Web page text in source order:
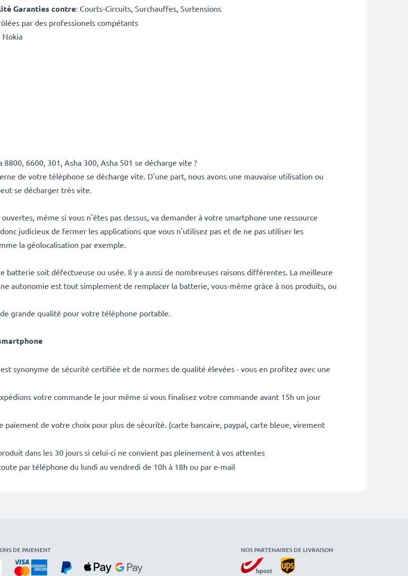
Garanties contre: Courts-Circuits, Surchauffes, Surtensions
par des professionels compétants
Nokia
6600, 301, Asha 300, Asha 501 se décharge vite ?
de votre téléphone se décharge vite. D'une part, nous avons une mauvaise utilisation ou
se décharger très vite.
même si vous n'êtes pas dessus, va demander à votre smartphone une ressource
judicieux de fermer les applications que vous n'utilisez pas et de ne pas utiliser les
la géolocalisation par exemple.
batterie soit défectueuse ou usée. Il y a aussi de nombreuses raisons différentes. La meilleure
autonomie est tout simplement de remplacer la batterie, vous-même grâce à nos produits, ou
grande qualité pour votre téléphone portable.
est synonyme de sécurité certifiée et de normes de qualité élevées - vous en profitez avec une
votre commande le jour même si vous finalisez votre commande avant 15h un jour
paiement de votre choix pour plus de sécurité. (carte bancaire, paypal, carte bleue, virement
dans les 30 jours si celui-ci ne convient pas pleinement à vos attentes
par téléphone du lundi au vendredi de 10h à 18h ou par e-mail
DE PAIEMENT NOS PARTENAIRES DE LIVRAISON